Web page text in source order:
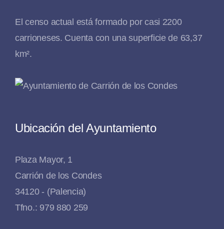
El censo actual está formado por casi 2200
carrioneses. Cuenta con una superficie de 63,37
km².
Ubicación del Ayuntamiento
Plaza Mayor, 1
Carrión de los Condes
34120 - (Palencia)
Tfno.: 979 880 259